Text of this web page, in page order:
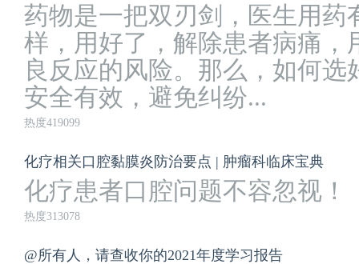
药物是一把双刃剑，医生用药
样，用好了，解除患者病痛，
良反应的风险。那么，如何
安全有效，避免纠纷...
热度419099
化疗相关口腔黏膜炎防治要点 | 肿瘤科临床宝典
化疗患者口腔问题不容忽视！
热度313078
@所有人，请查收你的2021年度学习报告